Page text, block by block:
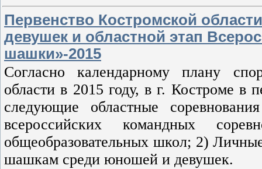
Первенство Костромской
девушек и областной этап
шашки»-2015
Согласно календарному плану
области в 2015 году, в г. Костроме в
следующие областные
всероссийских командных
общеобразовательных школ; 2)
шашкам среди юношей и девушек.